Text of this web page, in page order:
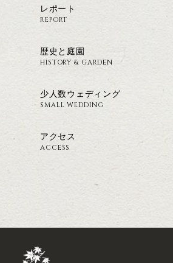
レポート
REPORT
歴史と庭園
HISTORY & GARDEN
少人数ウェディング
SMALL WEDDING
アクセス
ACCESS